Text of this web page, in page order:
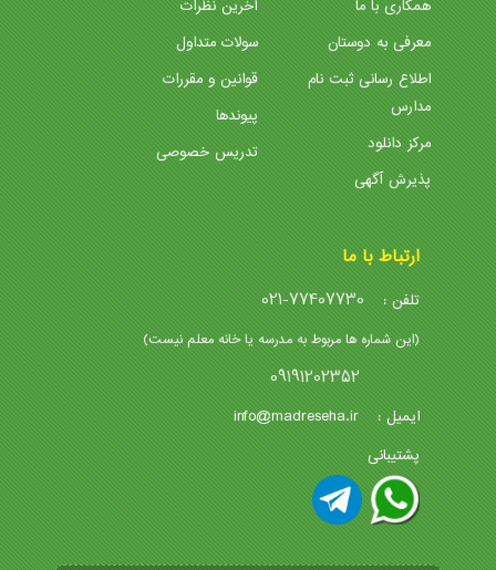
همکاری با ما
معرفی به دوستان
اطلاع رسانی ثبت نام
مدارس
مرکز دانلود
پذیرش آگهی
آخرین نظرات
سولات متداول
قوانین و مقررات
پیوندها
تدریس خصوصی
ارتباط با ما
تلفن : 021-77407730
(این شماره ها مربوط به مدرسه یا خانه معلم نیست)
09191202352
ایمیل : info@madreseha.ir
پشتیبانی